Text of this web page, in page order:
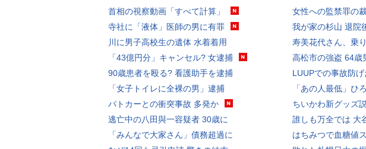
首相の視察動画「すべて計算」
寺社に「液体」医師の男に有罪
川に男子高校生の遺体 水着着用
「43億円分」キャンセル? 女逮捕
90歳患者を殴る? 看護助手を逮捕
「女子トイレに全裸の男」逮捕
パトカーとの衝突事故 多発か
逃亡中の八田與一容疑者 30歳に
「みんなで大家さん」債務超過に
女性への監禁罪の
我が家の杉山 退院
寿美花代さん、乗
高松市の強盗 64歳
LUUPでの事故防
「あの人最低」ひ
ちいかわ新グッズ
誰しも万全では 大
はちみつで血糖値